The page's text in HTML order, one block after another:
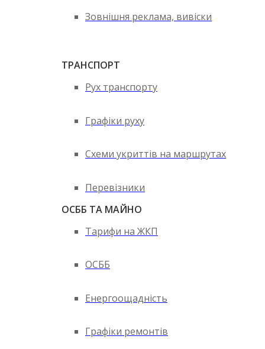
Зовнішня реклама, вивіски
ТРАНСПОРТ
Рух транспорту
Графіки руху
Схеми укриттів на маршрутах
Перевізники
ОСББ ТА МАЙНО
Тарифи на ЖКП
ОСББ
Енергоощадність
Графіки ремонтів